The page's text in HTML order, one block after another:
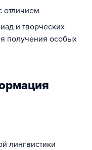
отличием
и творческих
получения особых
лингвистики